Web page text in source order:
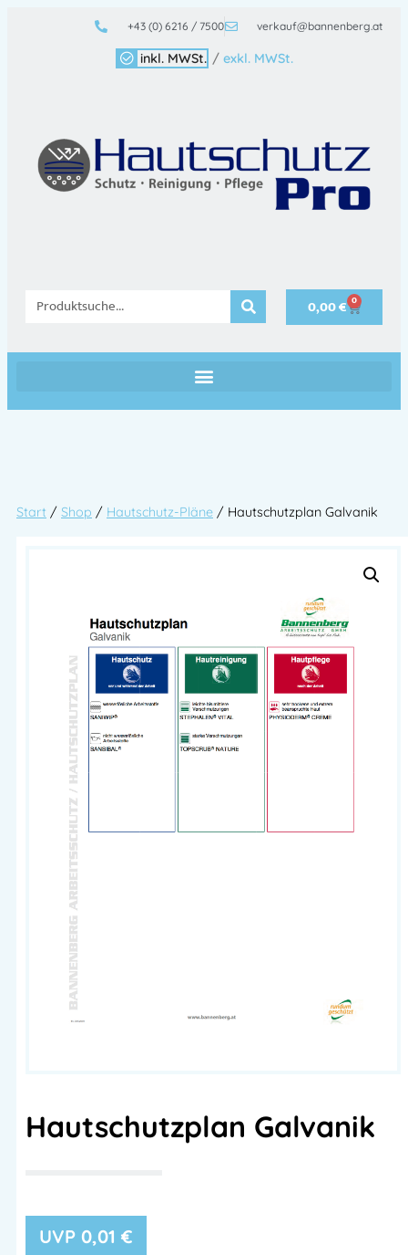
+43 (0) 6216 / 7500 verkauf@bannenberg.at
inkl. MWSt. / exkl. MWSt.
0,00€ 0
Start / Shop / Hautschutz-Pläne / Hautschutzplan Galvanik
Hautschutzplan Galvanik
0,01 €